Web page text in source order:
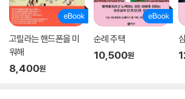
‘변두리’는 창작자에겐 글쓰기의 모든 것이 시작되
에 없다. 거기에 자기 글쓰기의 원형이 있고, 세상과
는 자기 방식의 원형이 있다. 초경과 몽정을 하지 않
아꽃을 따 먹는 마을 행사가 이 소설에서 압도적인
로 보아 유은실이 세상과의 불화 관계를 넘어서는
고릴라는 핸드폰을 미
워해
8,400원
순례 주택
10,500원